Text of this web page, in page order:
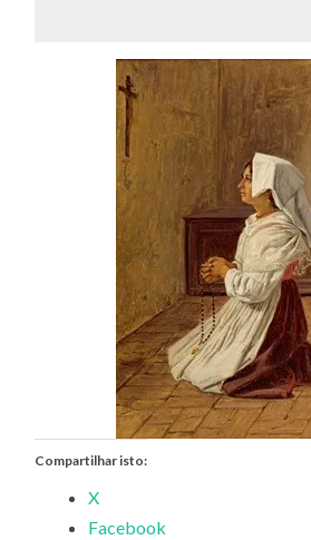
Compartilhar isto:
X
Facebook